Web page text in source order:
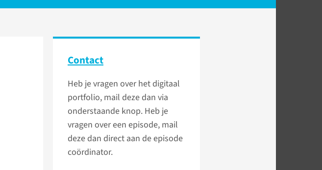
Contact
Heb je vragen over het digitaal
portfolio, mail deze dan via
onderstaande knop. Heb je
vragen over een episode, mail
deze dan direct aan de episode
coördinator.